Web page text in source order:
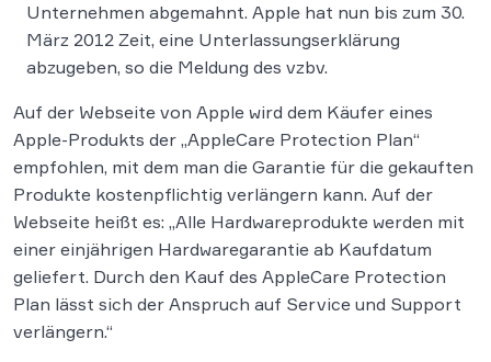
Unternehmen abgemahnt. Apple hat nun bis zum 30.
März 2012 Zeit, eine Unterlassungserklärung
abzugeben, so die Meldung des vzbv.
Auf der Webseite von Apple wird dem Käufer eines
Apple-Produkts der „AppleCare Protection Plan“
empfohlen, mit dem man die Garantie für die gekauften
Produkte kostenpflichtig verlängern kann. Auf der
Webseite heißt es: „Alle Hardwareprodukte werden mit
einer einjährigen Hardwaregarantie ab Kaufdatum
geliefert. Durch den Kauf des AppleCare Protection
Plan lässt sich der Anspruch auf Service und Support
verlängern.“